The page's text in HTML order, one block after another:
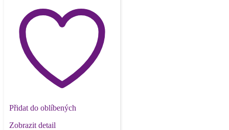
Přidat do oblíbených
Zobrazit detail